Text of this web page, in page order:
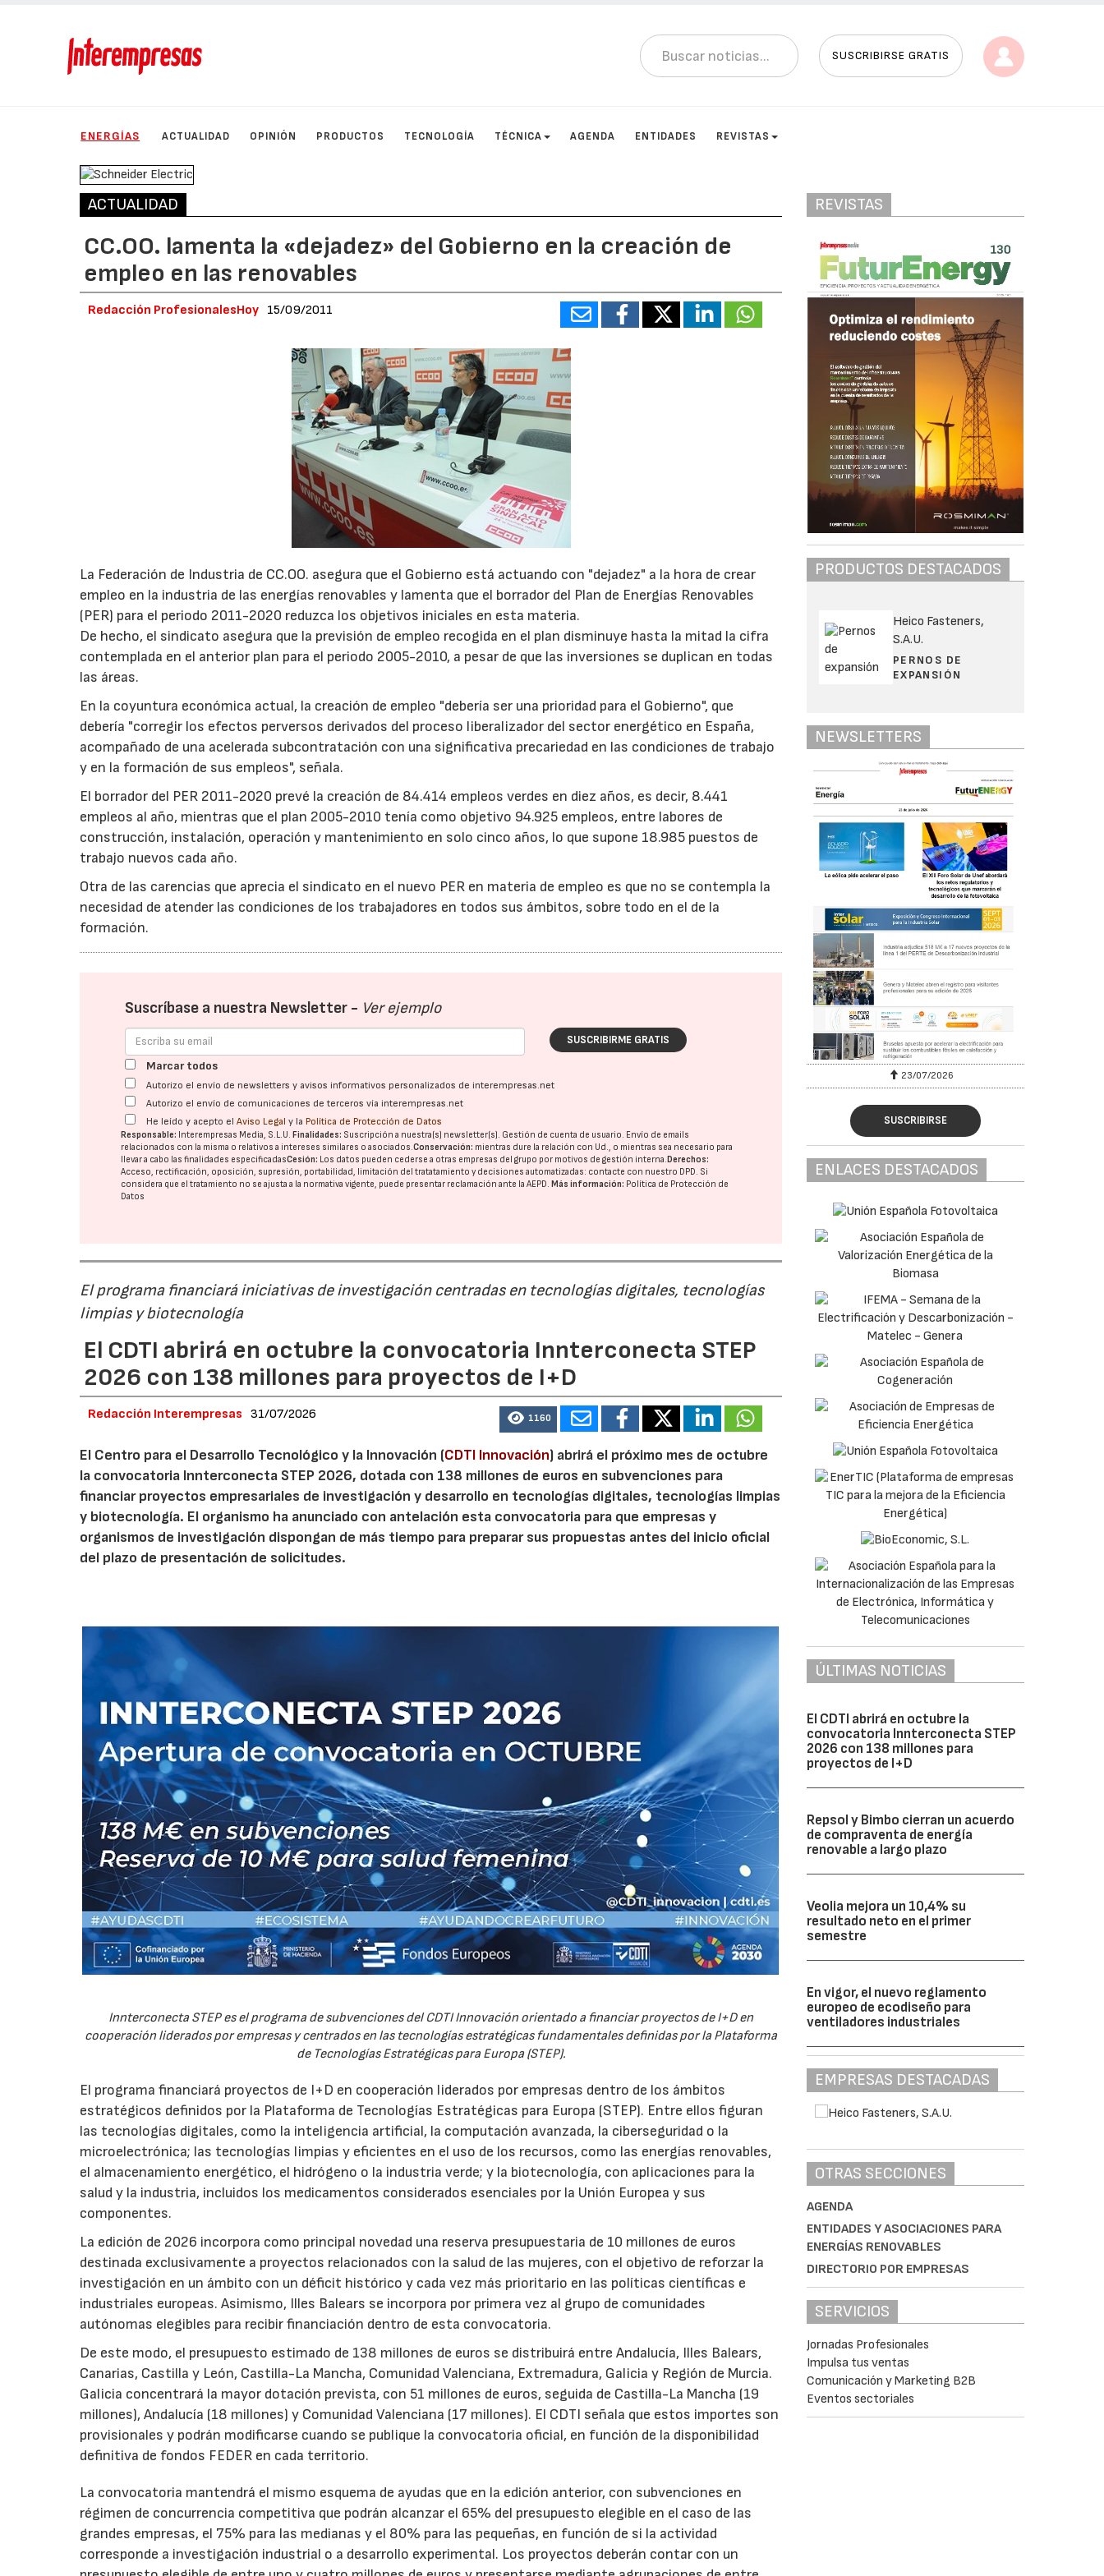
SUSCRIBIRSE GRATIS
ENERGÍAS ACTUALIDAD OPINIÓN PRODUCTOS TECNOLOGÍA TÉCNICA AGENDA ENTIDADES REVISTAS
ACTUALIDAD
CC.OO. lamenta la «dejadez» del Gobierno en la creación de
empleo en las renovables
Redacción ProfesionalesHoy 15/09/2011
La Federación de Industria de CC.OO. asegura que el Gobierno está actuando con "dejadez" a la hora de crear
empleo en la industria de las energías renovables y lamenta que el borrador del Plan de Energías Renovables
(PER) para el periodo 2011-2020 reduzca los objetivos iniciales en esta materia.
De hecho, el sindicato asegura que la previsión de empleo recogida en el plan disminuye hasta la mitad la cifra
contemplada en el anterior plan para el periodo 2005-2010, a pesar de que las inversiones se duplican en todas
las áreas.
En la coyuntura económica actual, la creación de empleo "debería ser una prioridad para el Gobierno", que
debería "corregir los efectos perversos derivados del proceso liberalizador del sector energético en España,
acompañado de una acelerada subcontratación con una significativa precariedad en las condiciones de trabajo
y en la formación de sus empleos", señala.
El borrador del PER 2011-2020 prevé la creación de 84.414 empleos verdes en diez años, es decir, 8.441
empleos al año, mientras que el plan 2005-2010 tenía como objetivo 94.925 empleos, entre labores de
construcción, instalación, operación y mantenimiento en solo cinco años, lo que supone 18.985 puestos de
trabajo nuevos cada año.
Otra de las carencias que aprecia el sindicato en el nuevo PER en materia de empleo es que no se contempla la
necesidad de atender las condiciones de los trabajadores en todos sus ámbitos, sobre todo en el de la
formación.
Suscríbase a nuestra Newsletter - Ver ejemplo
SUSCRIBIRME GRATIS
Marcar todos
Autorizo el envío de newsletters y avisos informativos personalizados de interempresas.net
Autorizo el envío de comunicaciones de terceros vía interempresas.net
He leído y acepto elAviso Legal y la Política de Protección de Datos
Responsable: Interempresas Media, S.L.U.Finalidades: Suscripción a nuestra(s) newsletter(s). Gestión de cuenta de usuario. Envío de emails
relacionados con la misma o relativos a intereses similares o asociados.Conservación: mientras dure la relación con Ud., o mientras sea necesario para
llevar a cabo las finalidades especificadasCesión: Los datos pueden cederse a otras empresas del grupo por motivos de gestión interna.Derechos:
Acceso, rectificación, oposición, supresión, portabilidad, limitación del tratatamiento y decisiones automatizadas: contacte con nuestro DPD. Si
considera que el tratamiento no se ajusta a la normativa vigente, puede presentar reclamación ante laAEPD.Más información: Política de Protección de
Datos
El programa financiará iniciativas de investigación centradas en tecnologías digitales, tecnologías
limpias y biotecnología
El CDTI abrirá en octubre la convocatoria Innterconecta STEP
2026 con 138 millones para proyectos de I+D
Redacción Interempresas 31/07/2026 1160
El Centro para el Desarrollo Tecnológico y la Innovación (CDTI Innovación) abrirá el próximo mes de octubre
la convocatoria Innterconecta STEP 2026, dotada con 138 millones de euros en subvenciones para
financiar proyectos empresariales de investigación y desarrollo en tecnologías digitales, tecnologías limpias
y biotecnología. El organismo ha anunciado con antelación esta convocatoria para que empresas y
organismos de investigación dispongan de más tiempo para preparar sus propuestas antes del inicio oficial
del plazo de presentación de solicitudes.
Innterconecta STEP es el programa de subvenciones del CDTI Innovación orientado a financiar proyectos de I+D en
cooperación liderados por empresas y centrados en las tecnologías estratégicas fundamentales definidas por la Plataforma
de Tecnologías Estratégicas para Europa (STEP).
El programa financiará proyectos de I+D en cooperación liderados por empresas dentro de los ámbitos
estratégicos definidos por la Plataforma de Tecnologías Estratégicas para Europa (STEP). Entre ellos figuran
las tecnologías digitales, como la inteligencia artificial, la computación avanzada, la ciberseguridad o la
microelectrónica; las tecnologías limpias y eficientes en el uso de los recursos, como las energías renovables,
el almacenamiento energético, el hidrógeno o la industria verde; y la biotecnología, con aplicaciones para la
salud y la industria, incluidos los medicamentos considerados esenciales por la Unión Europea y sus
componentes.
La edición de 2026 incorpora como principal novedad una reserva presupuestaria de 10 millones de euros
destinada exclusivamente a proyectos relacionados con la salud de las mujeres, con el objetivo de reforzar la
investigación en un ámbito con un déficit histórico y cada vez más prioritario en las políticas científicas e
industriales europeas. Asimismo, Illes Balears se incorpora por primera vez al grupo de comunidades
autónomas elegibles para recibir financiación dentro de esta convocatoria.
De este modo, el presupuesto estimado de 138 millones de euros se distribuirá entre Andalucía, Illes Balears,
Canarias, Castilla y León, Castilla-La Mancha, Comunidad Valenciana, Extremadura, Galicia y Región de Murcia.
Galicia concentrará la mayor dotación prevista, con 51 millones de euros, seguida de Castilla-La Mancha (19
millones), Andalucía (18 millones) y Comunidad Valenciana (17 millones). El CDTI señala que estos importes son
provisionales y podrán modificarse cuando se publique la convocatoria oficial, en función de la disponibilidad
definitiva de fondos FEDER en cada territorio.
La convocatoria mantendrá el mismo esquema de ayudas que en la edición anterior, con subvenciones en
régimen de concurrencia competitiva que podrán alcanzar el 65% del presupuesto elegible en el caso de las
grandes empresas, el 75% para las medianas y el 80% para las pequeñas, en función de si la actividad
corresponde a investigación industrial o a desarrollo experimental. Los proyectos deberán contar con un
REVISTAS
PRODUCTOS DESTACADOS
Heico Fasteners,
S.A.U.
PERNOS DE
EXPANSIÓN
NEWSLETTERS
23/07/2026
SUSCRIBIRSE
ENLACES DESTACADOS
ÚLTIMAS NOTICIAS
El CDTI abrirá en octubre la
convocatoria Innterconecta STEP
2026 con 138 millones para
proyectos de I+D
Repsol y Bimbo cierran un acuerdo
de compraventa de energía
renovable a largo plazo
Veolia mejora un 10,4% su
resultado neto en el primer
semestre
En vigor, el nuevo reglamento
europeo de ecodiseño para
ventiladores industriales
EMPRESAS DESTACADAS
OTRAS SECCIONES
AGENDA
ENTIDADES Y ASOCIACIONES PARA
ENERGÍAS RENOVABLES
DIRECTORIO POR EMPRESAS
SERVICIOS
Jornadas Profesionales
Impulsa tus ventas
Comunicación y Marketing B2B
Eventos sectoriales